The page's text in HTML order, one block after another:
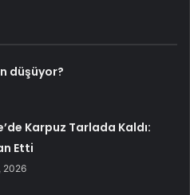
düşüyor?
Karpuz Tarlada Kaldı:
Etti
2026